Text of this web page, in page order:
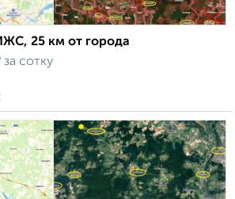
25 км от города
за сотку